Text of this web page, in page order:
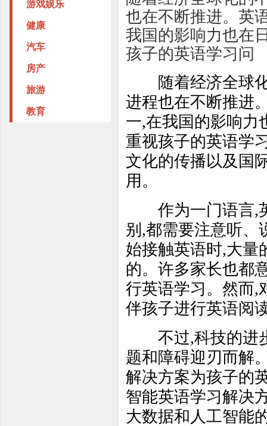
游戏娱乐
健康
汽车
房产
旅游
教育
也在不断推进。英
我国的影响力也在
孩子的英语学习问
随着经济全球化
进程也在不断推进
一,在我国的影响力
重视孩子的英语学
文化的传播以及国
用。
作为一门语言,英
别,都需要注意听、
始接触英语时,大量
的。许多家长也都
行英语学习。然而,
伴孩子进行英语阅
不过,科技的进步
题和障碍迎刃而解
解决方案为孩子的
智能英语学习解决
大数据和人工智能